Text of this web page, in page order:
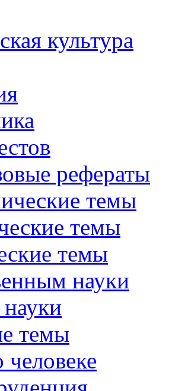
культура
рефераты
темы
темы
темы
науки
темы